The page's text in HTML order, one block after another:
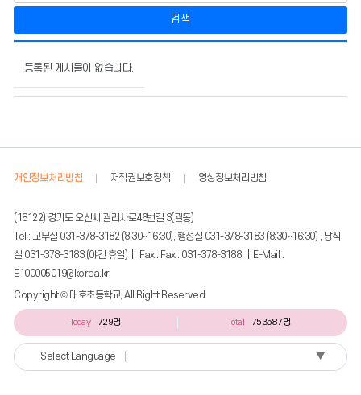
검색
담
게
물
호,
목,
작
성
자,
등
록
일,
조
회
등록된 게시물이 없습니다.
개인정보처리방침 저작권보호정책 영상정보처리방침
(18122) 경기도 오산시 궐리사로46번길 3(궐동)
Tel : 교무실 031-378-3182 (8:30~16:30), 행정실 031-378-3183 (8:30~16:30) , 당직
실 031-378-3183 (야간 휴일) | Fax : Fax : 031-378-3188 | E-Mail :
E100005019@korea.kr
Copyright © 대호초등학교, All Right Reserved.
Today 729명 Total 753587명
Select Language ▼